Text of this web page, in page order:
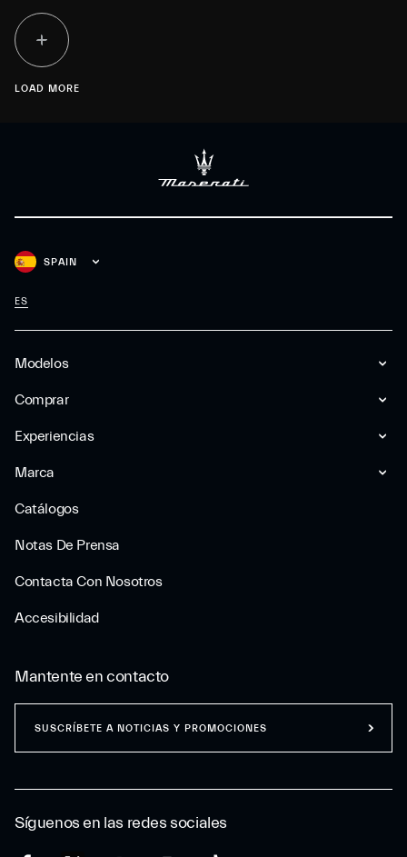
LOAD MORE
Modelos
Comprar
Experiencias
Marca
Catálogos
Notas De Prensa
Contacta Con Nosotros
Accesibilidad
SPAIN
ES
Síguenos en las redes sociales
Mantente en contacto
SUSCRÍBETE A NOTICIAS Y PROMOCIONES